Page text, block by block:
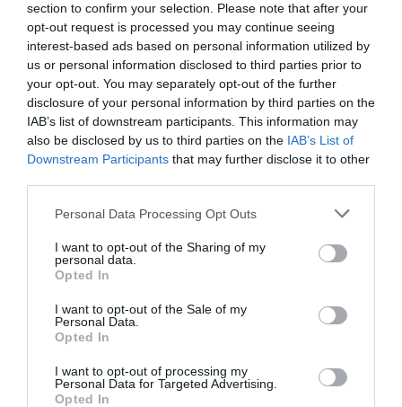
section to confirm your selection. Please note that after your
opt-out request is processed you may continue seeing
interest-based ads based on personal information utilized by
us or personal information disclosed to third parties prior to
your opt-out. You may separately opt-out of the further
disclosure of your personal information by third parties on the
IAB’s list of downstream participants. This information may
also be disclosed by us to third parties on the IAB’s List of
Downstream Participants that may further disclose it to other
Please note that this website/app uses one or more Google
not limited to your visit or usage behaviour. You may click to
grant or deny consent to Google and its third-party tags to
use your data for below specified purposes in below Google
consent section.
Personal Data Processing Opt Outs
I want to opt-out of the Sharing of my
personal data.
Opted In
I want to opt-out of the Sale of my
Personal Data.
Opted In
I want to opt-out of processing my
Personal Data for Targeted Advertising.
Opted In
ΟΙΚΟΝΟΜΙΑ